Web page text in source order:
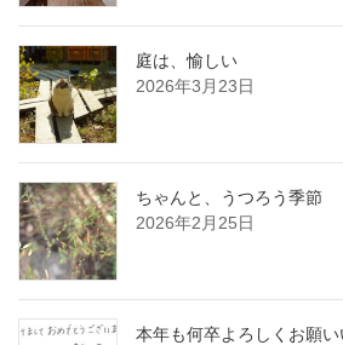
庭は、愉しい
2026年3月23日
ちゃんと、うつろう季節
2026年2月25日
本年も何卒よろしくお願